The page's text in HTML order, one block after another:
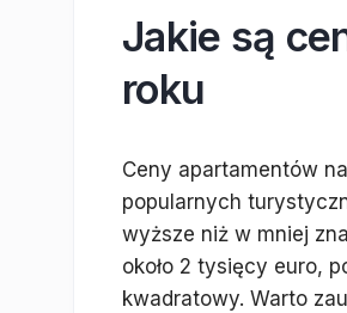
Jakie są
roku
Ceny apartamentów
popularnych
wyższe niż w mniej
około 2 tysięcy euro,
kwadratowy. Warto